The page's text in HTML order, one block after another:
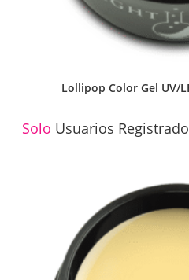
Lollipop Color Gel UV/
Solo Usuarios